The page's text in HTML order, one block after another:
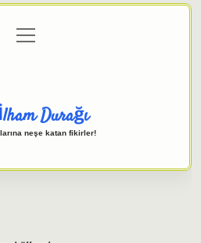
Politikası
menüyü
aç
Durağı
neşe katan fikirler!